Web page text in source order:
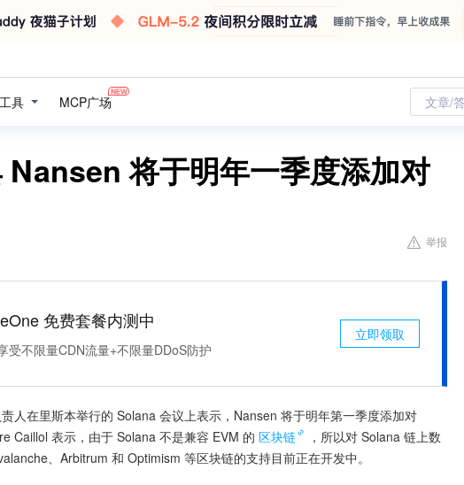
工具 MCP广场 文章/
将于明年一季度添加对
举报
免费套餐内测中
受不限量CDN流量+不限量DDoS防护
立即领取
人在里斯本举行的 Solana 会议上表示，Nansen 将于明年第一季度添加对
Caillol 表示，由于 Solana 不是兼容 EVM 的 区块链
，所以对 Solana 链上数
、Arbitrum 和 Optimism 等区块链的支持目前正在开发中。